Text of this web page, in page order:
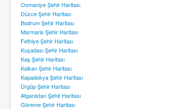
Osmaniye Şehir Haritası
Düzce Şehir Haritası
Bodrum Şehir Haritası
Marmaris Şehir Haritası
Fethiye Şehir Haritası
Kuşadası Şehir Haritası
Kaş Şehir Haritası
Kalkan Şehir Haritası
Kapadokya Şehir Haritası
Ürgüp Şehir Haritası
Afganistan Şehir Haritası
Göreme Şehir Haritası